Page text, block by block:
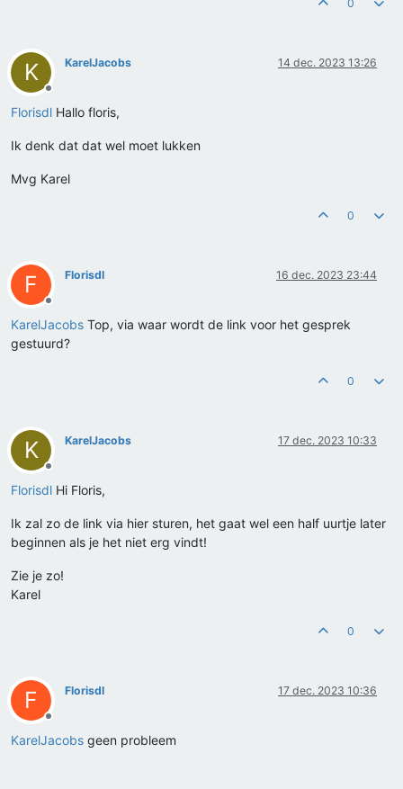
0
K
Offline
KarelJacobs 14 dec. 2023 13:26
Florisdl Hallo floris,
Ik denk dat dat wel moet lukken
Mvg Karel
0
F
Offline
Florisdl 16 dec. 2023 23:44
KarelJacobs Top, via waar wordt de link voor het gesprek
gestuurd?
0
K
Offline
KarelJacobs 17 dec. 2023 10:33
Florisdl Hi Floris,
Ik zal zo de link via hier sturen, het gaat wel een half uurtje later
beginnen als je het niet erg vindt!
Zie je zo!
Karel
0
F
Offline
Florisdl 17 dec. 2023 10:36
KarelJacobs geen probleem